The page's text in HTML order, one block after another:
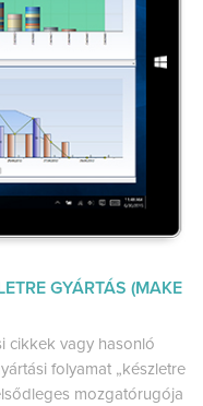
GYÁRTÁS (MAKE
cikkek vagy hasonló
folyamat „készletre
mozgatórugója